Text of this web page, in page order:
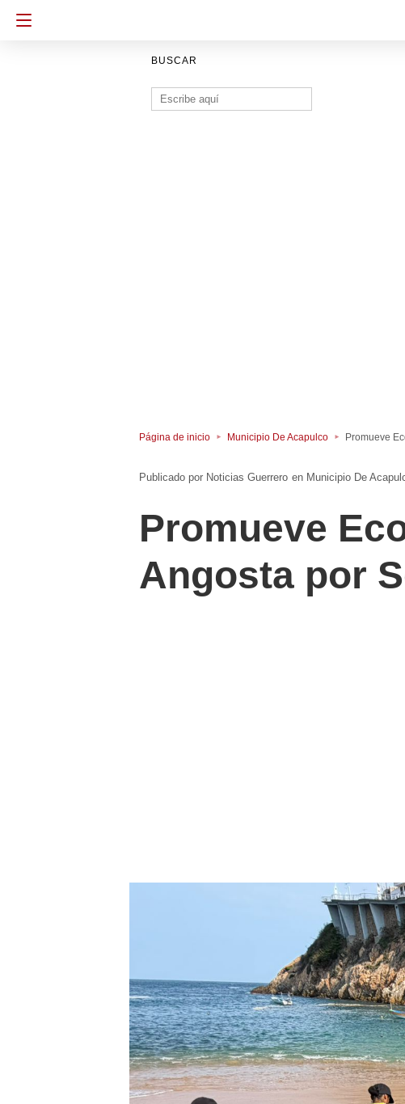
BUSCAR
Buscar:
Página de inicio Municipio De Acapulco Promueve
Noticias Guerrero en Municipio De
Promueve
Angosta por